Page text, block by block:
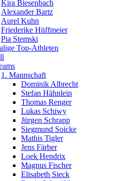
Kira Biesenbach
Alexander Bartz
Aurel Kuhn
Friederike Hüffmeier
Pia Stemski
Top-Athleten
1. Mannschaft
Dominik Albrecht
Stefan Hähnlein
Thomas Renger
Lukas Schiwy
Jürgen Schrapp
Siegmund Soicke
Mathis Tigler
Jens Färber
Loek Hendrix
Magnus Fischer
Elisabeth Sieck